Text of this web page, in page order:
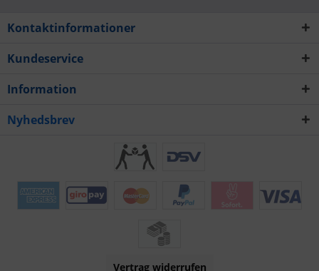
Kontaktinformationer
Kundeservice
Information
Nyhedsbrev
Vertrag widerrufen